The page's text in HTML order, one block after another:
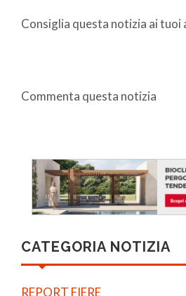
Consiglia questa notizia ai tuoi
Commenta questa notizia
CATEGORIA NOTIZIA
REPORT FIERE